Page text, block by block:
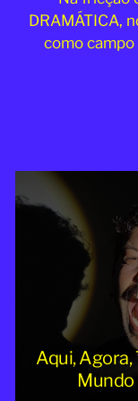
DRAMÁTICA,
como
Aqui, Agora,
Mundo